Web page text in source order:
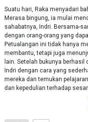
Suatu hari, Raka menyadari
Merasa bingung, ia mulai
sahabatnya, Indri. Bersama-
dengan orang-orang yang
Petualangan ini tidak hanya
membantu, tetapi juga
lain. Setelah bukunya
Indri dengan cara yang
mereka dan temukan
dan kepedulian terhadap